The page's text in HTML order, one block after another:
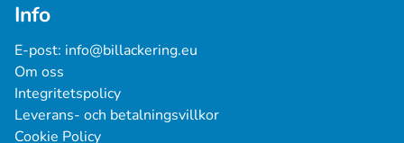
Info
E-post: info@billackering.eu
Om oss
Integritetspolicy
Leverans- och betalningsvillkor
Cookie Policy